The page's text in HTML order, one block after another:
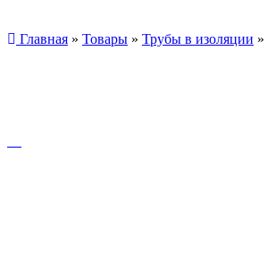
Главная » Товары » Трубы в изоляции »